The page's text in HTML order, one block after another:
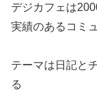
デジカフェは
実績のあるコミ
テーマは日記と
る